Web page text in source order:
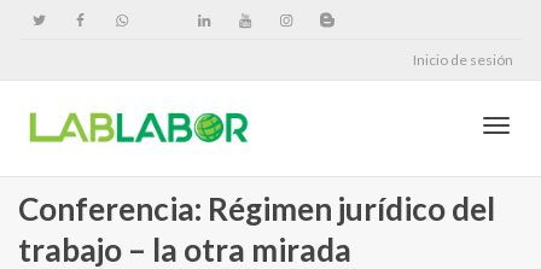
Inicio de sesión
Conferencia: Régimen jurídico del
trabajo – la otra mirada